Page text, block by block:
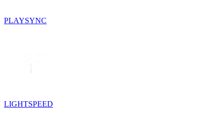
PLAYSYNC
LIGHTSPEED